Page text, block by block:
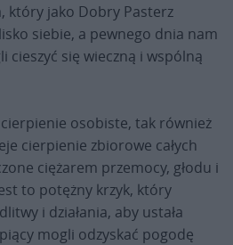
który jako Dobry Pasterz
siebie, a pewnego dnia nam
cieszyć się wieczną i wspólną
osobiste, tak również
cierpienie zbiorowe całych
ciężarem przemocy, głodu i
to potężny krzyk, który
i działania, aby ustała
mogli odzyskać pogodę